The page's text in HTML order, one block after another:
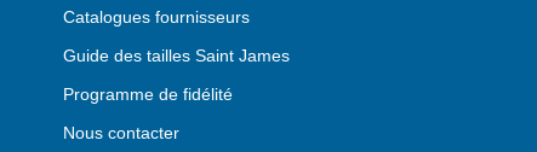
Catalogues fournisseurs
Guide des tailles Saint James
Programme de fidélité
Nous contacter